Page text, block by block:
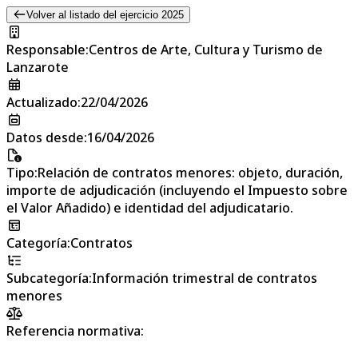
Volver al listado del ejercicio 2025
Responsable:Centros de Arte, Cultura y Turismo de
Lanzarote
Actualizado:22/04/2026
Datos desde:16/04/2026
Tipo:Relación de contratos menores: objeto, duración,
importe de adjudicación (incluyendo el Impuesto sobre
el Valor Añadido) e identidad del adjudicatario.
Categoría:Contratos
Subcategoría:Información trimestral de contratos
menores
Referencia normativa: